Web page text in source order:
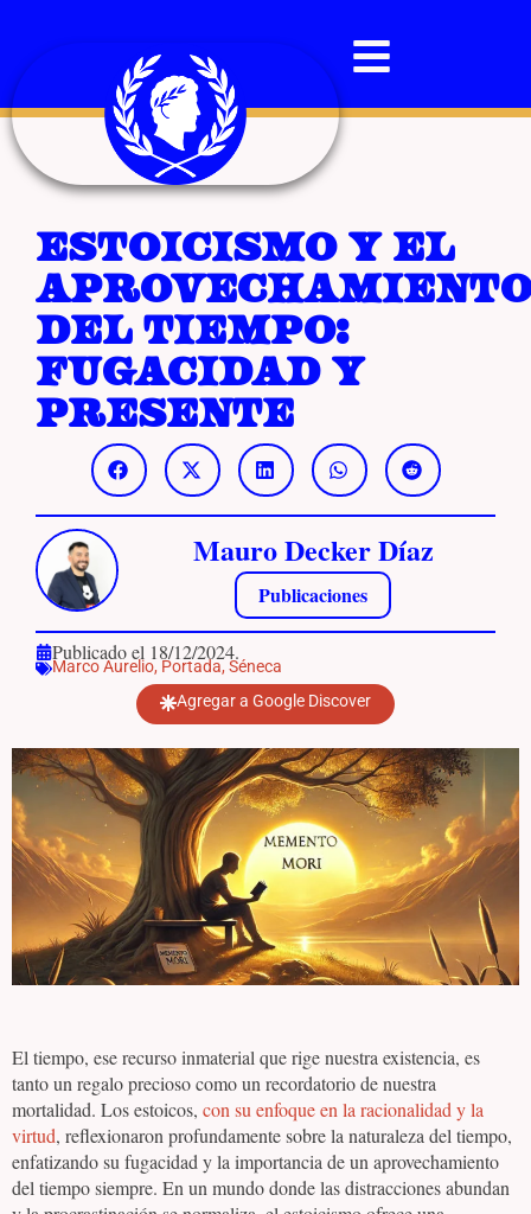
Estoicismo y el
aprovechamiento
del tiempo:
fugacidad y
presente
Mauro Decker Díaz
Publicaciones
Publicado el 18/12/2024.
Marco Aurelio, Portada, Séneca
Agregar a Google Discover
El tiempo, ese recurso inmaterial que rige nuestra existencia, es
tanto un regalo precioso como un recordatorio de nuestra
mortalidad. Los estoicos, con su enfoque en la racionalidad y la
virtud, reflexionaron profundamente sobre la naturaleza del tiempo,
enfatizando su fugacidad y la importancia de un aprovechamiento
del tiempo siempre. En un mundo donde las distracciones abundan